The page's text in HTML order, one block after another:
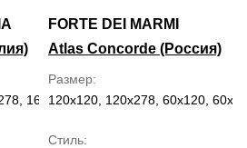
160x320, 30x60, 59.5x118.2,
FORTE DEI MARMI
Atlas Concorde (Россия)
Размер
120x120, 120x278, 60x120,
Стиль